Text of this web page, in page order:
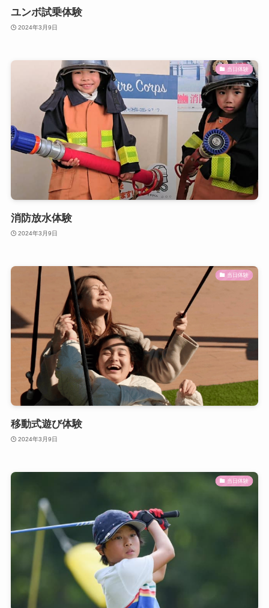
ユンボ試乗体験
2024年3月9日
当日体験
消防放水体験
2024年3月9日
当日体験
移動式遊び体験
2024年3月9日
当日体験